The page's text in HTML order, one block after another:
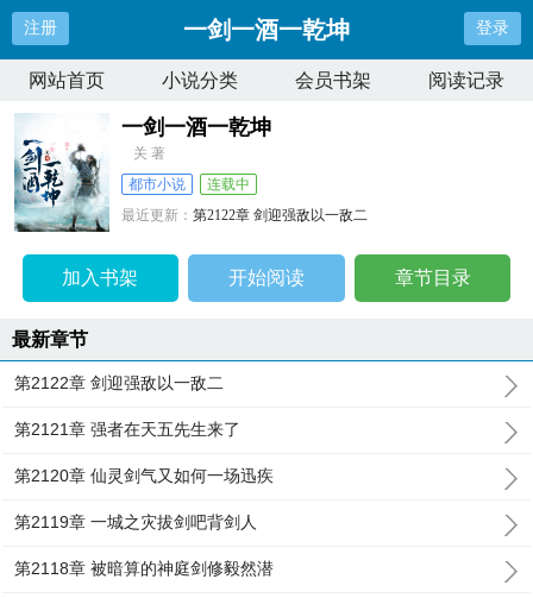
注册 一剑一酒一乾坤 登录
网站首页 小说分类 会员书架 阅读记录
一剑一酒一乾坤
关 著
都市小说
连载中
最近更新：第2122章 剑迎强敌以一敌二
加入书架 开始阅读 章节目录
最新章节
第2122章 剑迎强敌以一敌二
第2121章 强者在天五先生来了
第2120章 仙灵剑气又如何一场迅疾
第2119章 一城之灾拔剑吧背剑人
第2118章 被暗算的神庭剑修毅然潜